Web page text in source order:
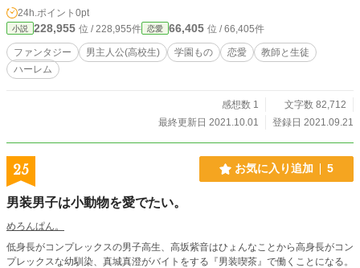
24h.ポイント 0pt
小説 228,955 位 / 228,955件 恋愛 66,405 位 / 66,405件
ファンタジー 男主人公(高校生) 学園もの 恋愛
教師と生徒
ハーレム
感想数 1
文字数 82,712
最終更新日 2021.10.01
登録日 2021.09.21
25 お気に入り追加 5
男装男子は小動物を愛でたい。
めろんぱん。
低身長がコンプレックスの男子高生、高坂紫音はひょんなことから高身長がコン
プレックスな幼馴染、真城真澄がバイトをする『男装喫茶』で働くことになる。